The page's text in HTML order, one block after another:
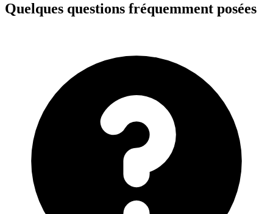
Quelques questions fréquemment posées